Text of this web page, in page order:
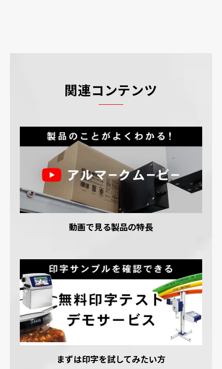
関連コンテンツ
動画で見る製品の特長
まずは印字を試してみたい方